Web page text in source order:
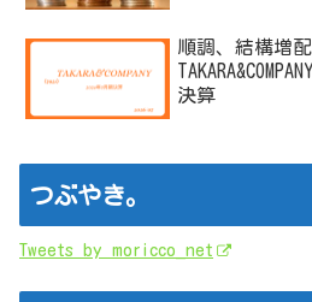
順調、結構増
決算
つぶやき。
Tweets by moricco_net